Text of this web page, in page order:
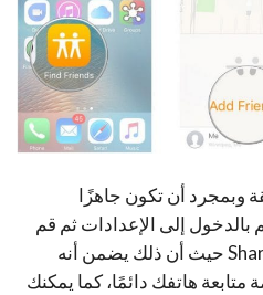
وبمجرد أن تكون جاهزًا
إلى الإعدادات ثم قم
بالنقر على خيار Shared Location حيث أن ذلك يضمن أنه
هاتفك دائمًا، كما يمكنك